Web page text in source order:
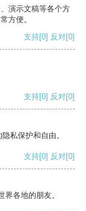
演示文稿等各个方
方便。
支持[0] 反对[0]
支持[0] 反对[0]
私保护和自由。
支持[0] 反对[0]
各地的朋友。